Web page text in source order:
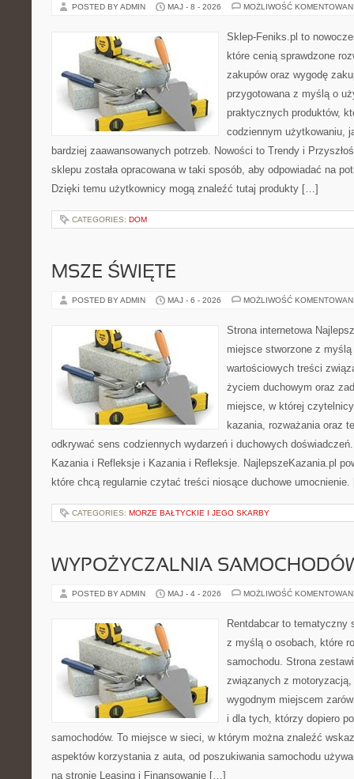
POSTED BY ADMIN MAJ - 8 - 2026 MOŻLIWOŚĆ
Sklep-Feniks.pl to
które cenią sprawdzone
zakupów oraz wygodę
przygotowana z myślą o
praktycznych produktów,
codziennym użytkowaniu,
bardziej zaawansowanych potrzeb. Nowości to Trendy i
sklepu została opracowana w taki sposób, aby odpowiadać na
Dzięki temu użytkownicy mogą znaleźć tutaj produkty […]
CATEGORIES: DOM
MSZE ŚWIĘTE
POSTED BY ADMIN MAJ - 6 - 2026 MOŻLIWOŚĆ
Strona internetowa
miejsce stworzone z
wartościowych treści
życiem duchowym oraz
miejsce, w której
kazania, rozważania oraz
odkrywać sens codziennych wydarzeń i duchowych
Kazania i Refleksje i Kazania i Refleksje. NajlepszeKazania.pl
które chcą regularnie czytać treści niosące duchowe
CATEGORIES: MORZE BAŁTYCKIE I JEGO SKARBY
WYPOŻYCZALNIA
POSTED BY ADMIN MAJ - 4 - 2026 MOŻLIWOŚĆ
Rentdabcar to tematyczny
z myślą o osobach, które
samochodu. Strona
związanych z
wygodnym miejscem
i dla tych, którzy dopiero
samochodów. To miejsce w sieci, w którym można znaleźć
aspektów korzystania z auta, od poszukiwania samochodu
na stronie Leasing i Finansowanie […]